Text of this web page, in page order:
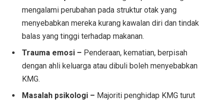
mengalami perubahan pada struktur otak yang
menyebabkan mereka kurang kawalan diri dan tindak
balas yang tinggi terhadap makanan.
Trauma emosi – Penderaan, kematian, berpisah
dengan ahli keluarga atau dibuli boleh menyebabkan
KMG.
Masalah psikologi – Majoriti penghidap KMG turut